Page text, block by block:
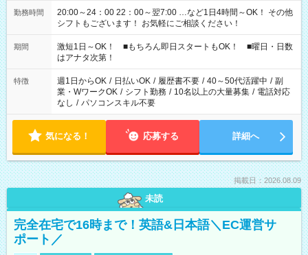
勤務時間
20:00～24：00 22：00～翌7:00 …など1日4時間～OK！ その他
シフトもございます！ お気軽にご相談ください！
期間
激短1日～OK！ ■もちろん即日スタートもOK！ ■曜日・日数
はアナタ次第！
特徴 週1日からOK / 日払いOK / 履歴書不要 / 40～50代活躍中 / 副
業・WワークOK / シフト勤務 / 10名以上の大量募集 / 電話対応
なし / パソコンスキル不要
気になる！ 応募する 詳細へ
掲載日：2026.08.09
未読
完全在宅で16時まで！英語&日本語＼EC運営サ
ポート／